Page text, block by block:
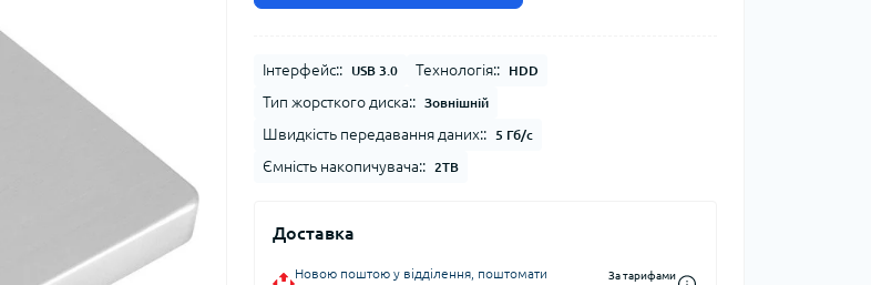
Інтерфейс:: USB 3.0 Технологія:: HDD
Тип жорсткого диска:: Зовнішній
Швидкість передавання даних:: 5 Гб/с
Ємність накопичувача:: 2TB
Доставка
Новою поштою у відділення, поштомати
За тарифами